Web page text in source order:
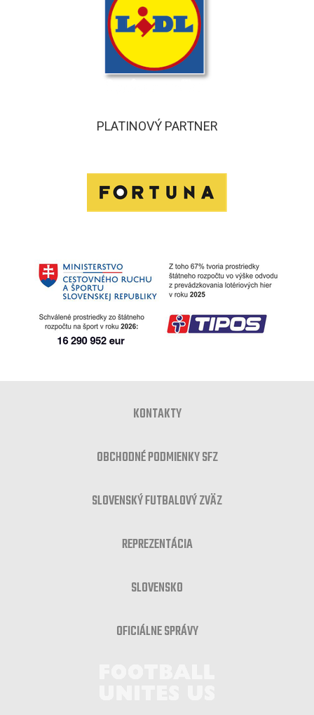
PLATINOVÝ PARTNER
KONTAKTY
OBCHODNÉ PODMIENKY SFZ
SLOVENSKÝ FUTBALOVÝ ZVÄZ
REPREZENTÁCIA
SLOVENSKO
OFICIÁLNE SPRÁVY